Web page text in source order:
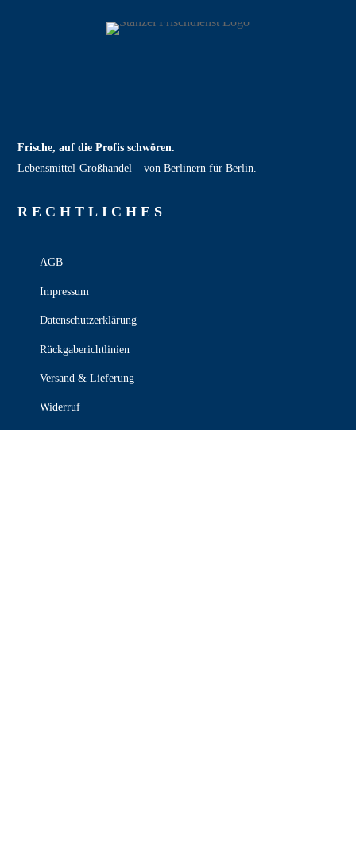
Frische, auf die Profis schwören.
Lebensmittel‑Großhandel – von Berlinern für Berlin.
RECHT­LICHES
AGB
Impressum
Datenschutzerklärung
Rückgaberichtlinien
Versand & Lieferung
Widerruf